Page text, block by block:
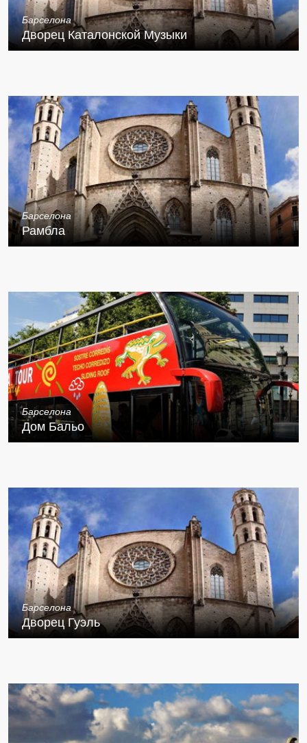
Барселона
Дворец Каталонской Музыки
Барселона
Рамбла
Барселона
Дом Бальо
Барселона
Дворец Гуэль